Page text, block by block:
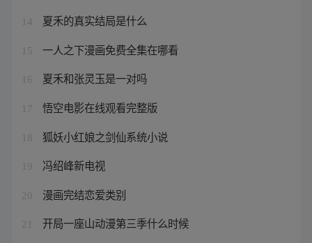
14 夏禾的真实结局是什么
15 一人之下漫画免费全集在哪看
16 夏禾和张灵玉是一对吗
17 悟空电影在线观看完整版
18 狐妖小红娘之剑仙系统小说
19 冯绍峰新电视
20 漫画完结恋爱类别
21 开局一座山动漫第三季什么时候